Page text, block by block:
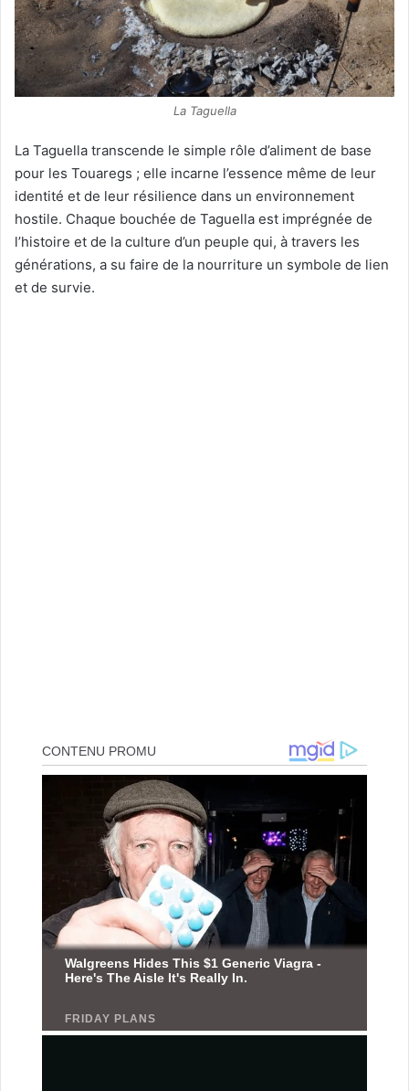
La Taguella
La Taguella transcende le simple rôle d’aliment de base
pour les Touaregs ; elle incarne l’essence même de leur
identité et de leur résilience dans un environnement
hostile. Chaque bouchée de Taguella est imprégnée de
l’histoire et de la culture d’un peuple qui, à travers les
générations, a su faire de la nourriture un symbole de lien
et de survie.